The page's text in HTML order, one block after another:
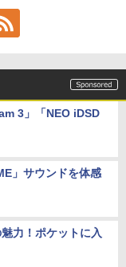
3」「NEO iDSD
」サウンドを体感
力！ポケットに入